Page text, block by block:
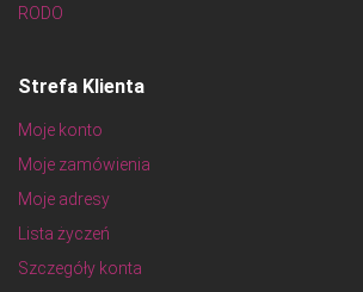
RODO
Strefa Klienta
Moje konto
Moje zamówienia
Moje adresy
Lista życzeń
Szczegóły konta